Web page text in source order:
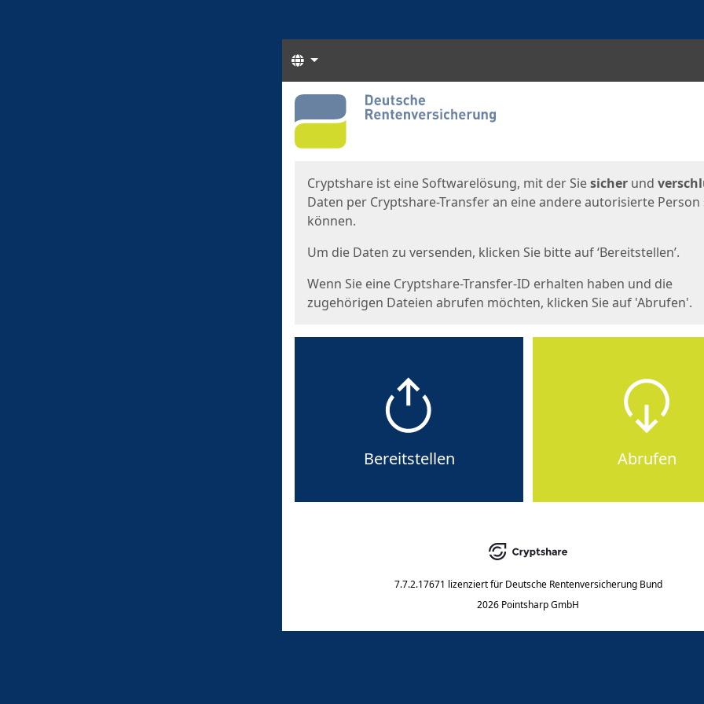
Sprachen
Start
Cryptshare ist eine Softwarelösung, mit der Siesicher und
Daten per Cryptshare-Transfer an eine andere autorisierte Person
können.
Um die Daten zu versenden, klicken Sie bitte auf ‘Bereitstellen’.
Wenn Sie eine Cryptshare-Transfer-ID erhalten haben und die
zugehörigen Dateien abrufen möchten, klicken Sie auf 'Abrufen'.
Bereitstellen Abrufen
7.7.2.17671 lizenziert für Deutsche Rentenversicherung Bund
2026 Pointsharp GmbH